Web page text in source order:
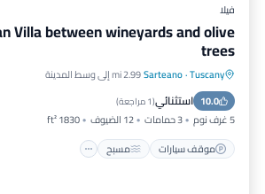
فيلا
Villa between wineyards and olive
trees
Tuscany
·
Sarteano2.99 mi إلى وسط المدينة
10.0 استثنائي(1 مراجعة )
5 غرف نوم 3 حمامات 12 الضيوف
1830 ft²
موقف سيارات
مسبح
موقف سيارات مسبح
مطبخ